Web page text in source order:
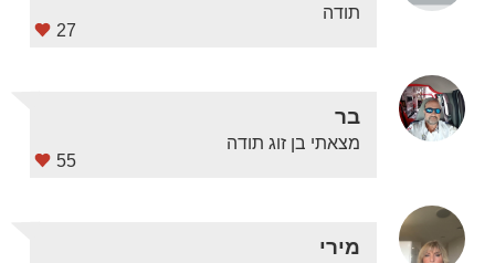
27
תודה
55
בר
מצאתי בן זוג תודה
מירי